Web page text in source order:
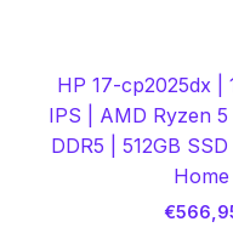
HP 17-cp2025dx |
IPS | AMD Ryzen
DDR5 | 512GB
Home
€